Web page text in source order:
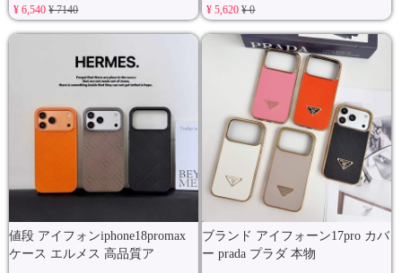
¥ 6,540¥ 7140 ¥ 5,620¥ 0
値段 アイフォンiphone18promax
ケース エルメス 高品質ア
ブランド アイフォーン17pro カバ
ー prada プラダ 本物